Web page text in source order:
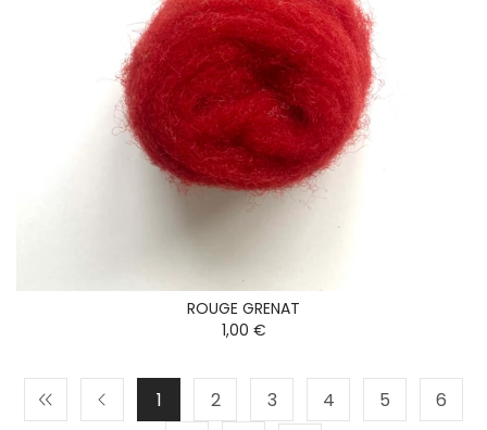
ROUGE GRENAT
1,00 €
1 2 3 4 5
6